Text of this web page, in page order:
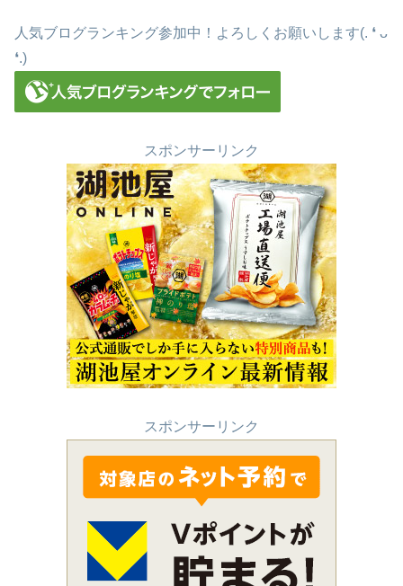
人気ブログランキング参加中！よろしくお願いします(. ❛ ᴗ
❛.)
スポンサーリンク
スポンサーリンク